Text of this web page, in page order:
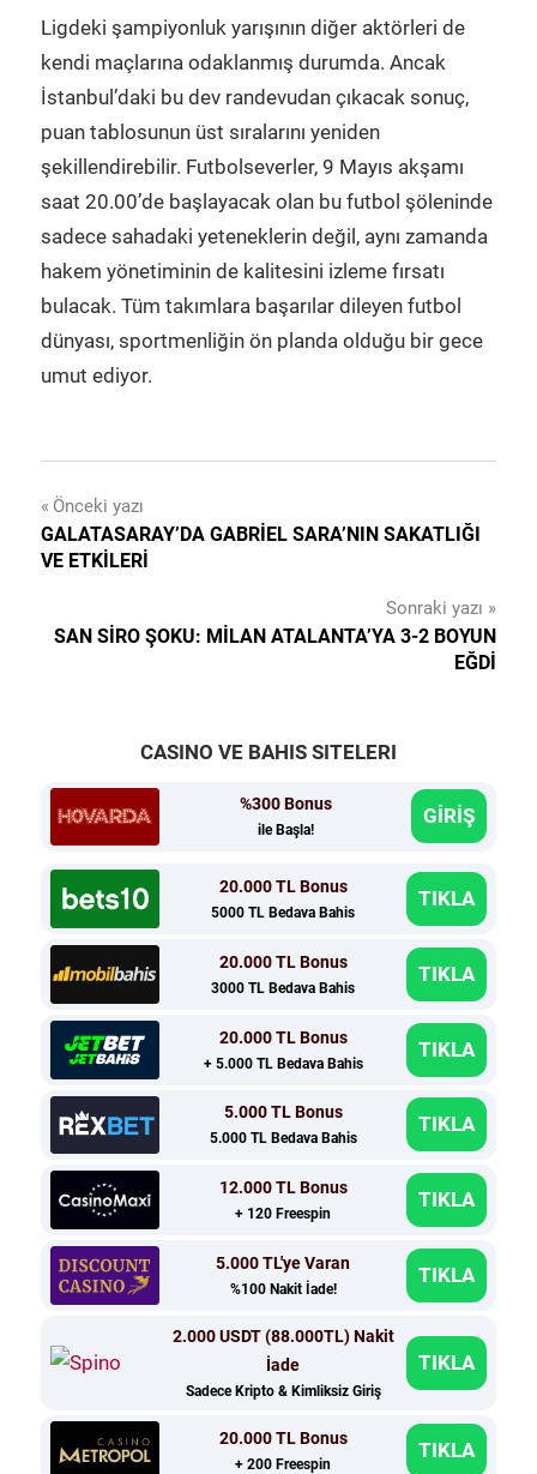
Ligdeki şampiyonluk yarışının diğer aktörleri de
kendi maçlarına odaklanmış durumda. Ancak
İstanbul’daki bu dev randevudan çıkacak sonuç,
puan tablosunun üst sıralarını yeniden
şekillendirebilir. Futbolseverler, 9 Mayıs akşamı
saat 20.00’de başlayacak olan bu futbol şöleninde
sadece sahadaki yeteneklerin değil, aynı zamanda
hakem yönetiminin de kalitesini izleme fırsatı
bulacak. Tüm takımlara başarılar dileyen futbol
dünyası, sportmenliğin ön planda olduğu bir gece
umut ediyor.
Yazı
gezinmesi
Önceki yazı
GALATASARAY’DA GABRIEL SARA’NIN SAKATLIĞI
VE ETKILERI
Sonraki yazı
SAN SIRO ŞOKU: MILAN ATALANTA’YA 3-2 BOYUN
EĞDI
CASINO VE BAHIS SITELERI
%300 Bonus
ile Başla!
GİRİŞ
20.000 TL Bonus
5000 TL Bedava Bahis
TIKLA
20.000 TL Bonus
3000 TL Bedava Bahis
TIKLA
20.000 TL Bonus
+ 5.000 TL Bedava Bahis
TIKLA
5.000 TL Bonus
5.000 TL Bedava Bahis
TIKLA
12.000 TL Bonus
+ 120 Freespin
TIKLA
5.000 TL'ye Varan
%100 Nakit İade!
TIKLA
2.000 USDT (88.000TL) Nakit
İade
Sadece Kripto & Kimliksiz Giriş
TIKLA
20.000 TL Bonus
+ 200 Freespin
TIKLA